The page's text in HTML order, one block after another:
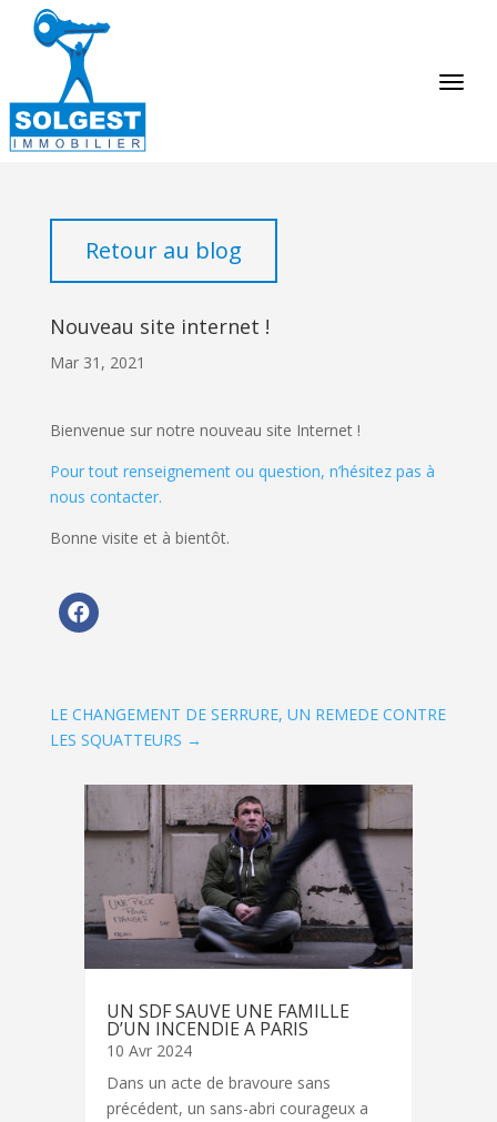
Retour au blog
Nouveau site internet !
Mar 31, 2021
Bienvenue sur notre nouveau site Internet !
Pour tout renseignement ou question, n’hésitez pas à
nous contacter.
Bonne visite et à bientôt.
LE CHANGEMENT DE SERRURE, UN REMEDE CONTRE
LES SQUATTEURS →
UN SDF SAUVE UNE FAMILLE
D’UN INCENDIE A PARIS
10 Avr 2024
Dans un acte de bravoure sans
précédent, un sans-abri courageux a